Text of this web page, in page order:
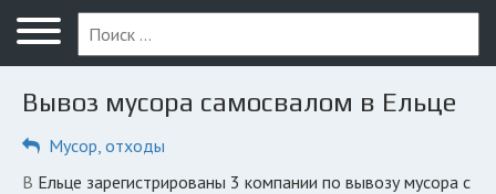
Меню
Главная
Вопрос юристу
Елец
Вывоз мусора самосвалом в Ельце
Мусор, отходы
в Ельце зарегистрированы 3 компании по вывозу мусора с